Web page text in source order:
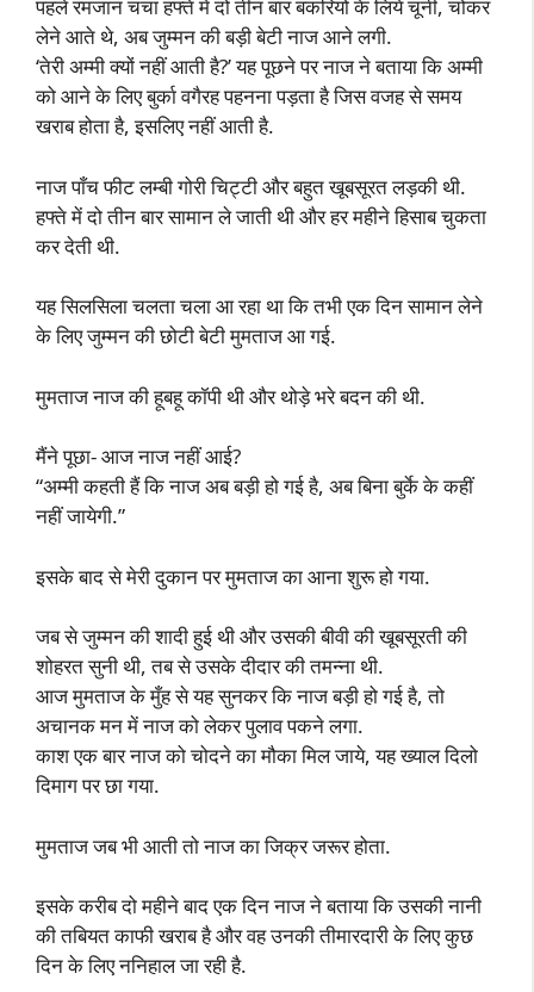
पहले रमजान चचा हफ्ते में दो तीन बार बकरियों के लिये चूनी, चोकर
लेने आते थे, अब जुम्मन की बड़ी बेटी नाज आने लगी.
‘तेरी अम्मी क्यों नहीं आती है?’ यह पूछने पर नाज ने बताया कि अम्मी
को आने के लिए बुर्का वगैरह पहनना पड़ता है जिस वजह से समय
खराब होता है, इसलिए नहीं आती है.
नाज पाँच फीट लम्बी गोरी चिट्टी और बहुत खूबसूरत लड़की थी.
हफ्ते में दो तीन बार सामान ले जाती थी और हर महीने हिसाब चुकता
कर देती थी.
यह सिलसिला चलता चला आ रहा था कि तभी एक दिन सामान लेने
के लिए जुम्मन की छोटी बेटी मुमताज आ गई.
मुमताज नाज की हूबहू कॉपी थी और थोड़े भरे बदन की थी.
मैंने पूछा- आज नाज नहीं आई?
“अम्मी कहती हैं कि नाज अब बड़ी हो गई है, अब बिना बुर्के के कहीं
नहीं जायेगी.”
इसके बाद से मेरी दुकान पर मुमताज का आना शुरू हो गया.
जब से जुम्मन की शादी हुई थी और उसकी बीवी की खूबसूरती की
शोहरत सुनी थी, तब से उसके दीदार की तमन्ना थी.
आज मुमताज के मुँह से यह सुनकर कि नाज बड़ी हो गई है, तो
अचानक मन में नाज को लेकर पुलाव पकने लगा.
काश एक बार नाज को चोदने का मौका मिल जाये, यह ख्याल दिलो
दिमाग पर छा गया.
मुमताज जब भी आती तो नाज का जिक्र जरूर होता.
इसके करीब दो महीने बाद एक दिन नाज ने बताया कि उसकी नानी
की तबियत काफी खराब है और वह उनकी तीमारदारी के लिए कुछ
दिन के लिए ननिहाल जा रही है.